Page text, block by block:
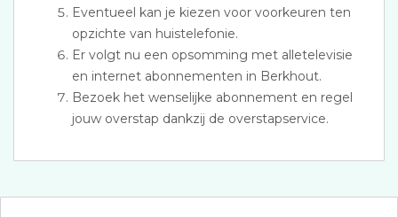
Eventueel kan je kiezen voor voorkeuren ten
opzichte van huistelefonie.
Er volgt nu een opsomming met alletelevisie
en internet abonnementen in Berkhout.
Bezoek het wenselijke abonnement en regel
jouw overstap dankzij de overstapservice.